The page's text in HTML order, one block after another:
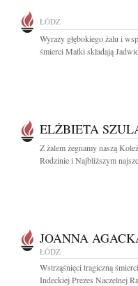
ŁÓDŹ
Wyrazy głębokiego żalu i
śmierci Matki składają
ELŻBIETA
Z żalem żegnamy naszą
Rodzinie i Najbliższym
JOANNA
ŁÓDŹ
Wstrząśnięci tragiczną
Indeckiej Prezes Naczelnej